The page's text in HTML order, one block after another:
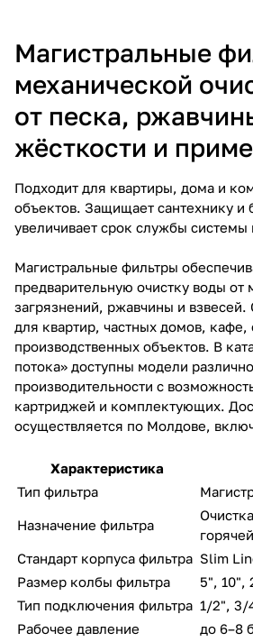
Магистральные
механической
от песка,
жёсткости и
Подходит для квартиры, дома и
объектов. Защищает сантехнику и
увеличивает срок службы
Магистральные фильтры
предварительную очистку воды от
загрязнений, ржавчины и
для квартир, частных домов, кафе,
производственных объектов. В
потока» доступны модели
производительности с
картриджей и комплектующих.
осуществляется по Молдове,
Характеристика
Тип фильтра
Назначение фильтра
Стандарт корпуса фильтра Slim
Размер колбы фильтра
5", 10",
Тип подключения фильтра 1/2", 3/
Рабочее давление
до 6–8